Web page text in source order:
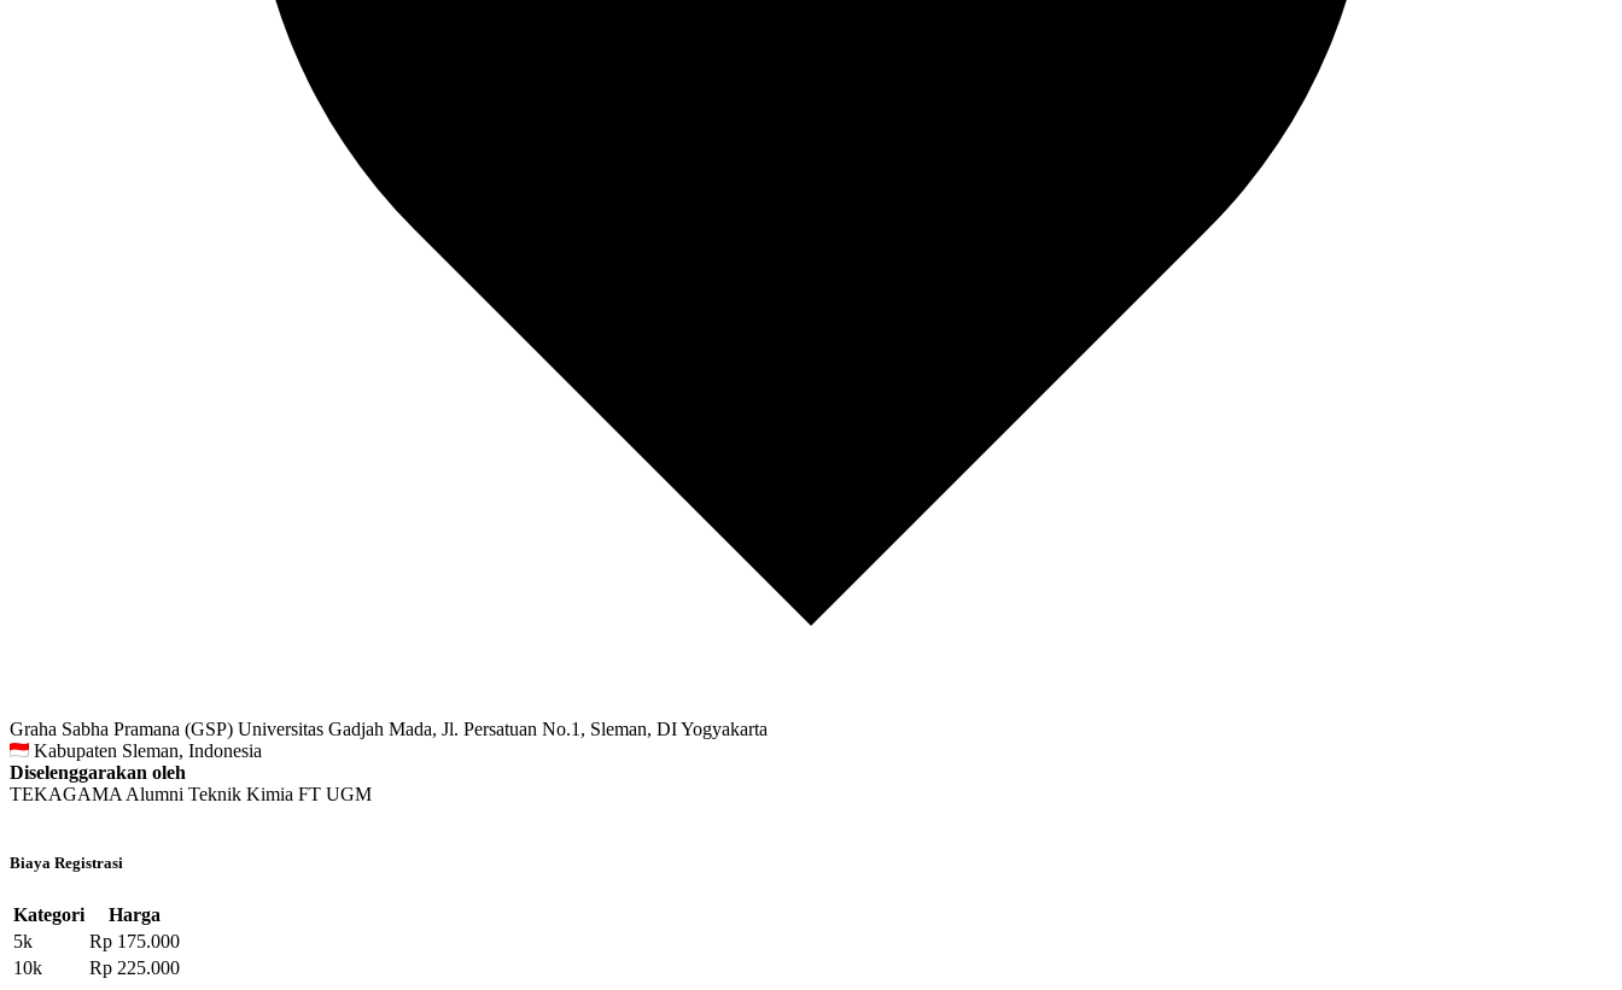
Graha Sabha Pramana (GSP) Universitas Gadjah Mada, Jl. Persatuan No.1, Sleman, DI Yogyakarta
Kabupaten Sleman, Indonesia
Diselenggarakan oleh
TEKAGAMA Alumni Teknik Kimia FT UGM
Biaya Registrasi
Kategori
Harga
5k
Rp 175.000
10k
Rp 225.000